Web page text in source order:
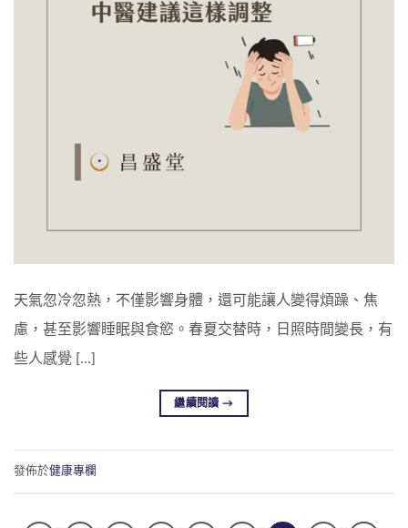
天氣忽冷忽熱，不僅影響身體，還可能讓人變得煩躁、焦
慮，甚至影響睡眠與食慾。春夏交替時，日照時間變長，有
些人感覺 […]
繼續閱讀→
發佈於健康專欄